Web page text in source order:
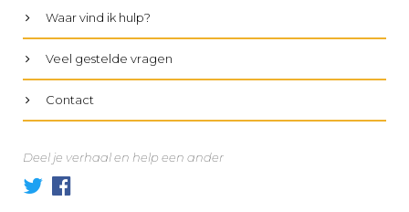
Waar vind ik hulp?
Veel gestelde vragen
Contact
Deel je verhaal en help een ander